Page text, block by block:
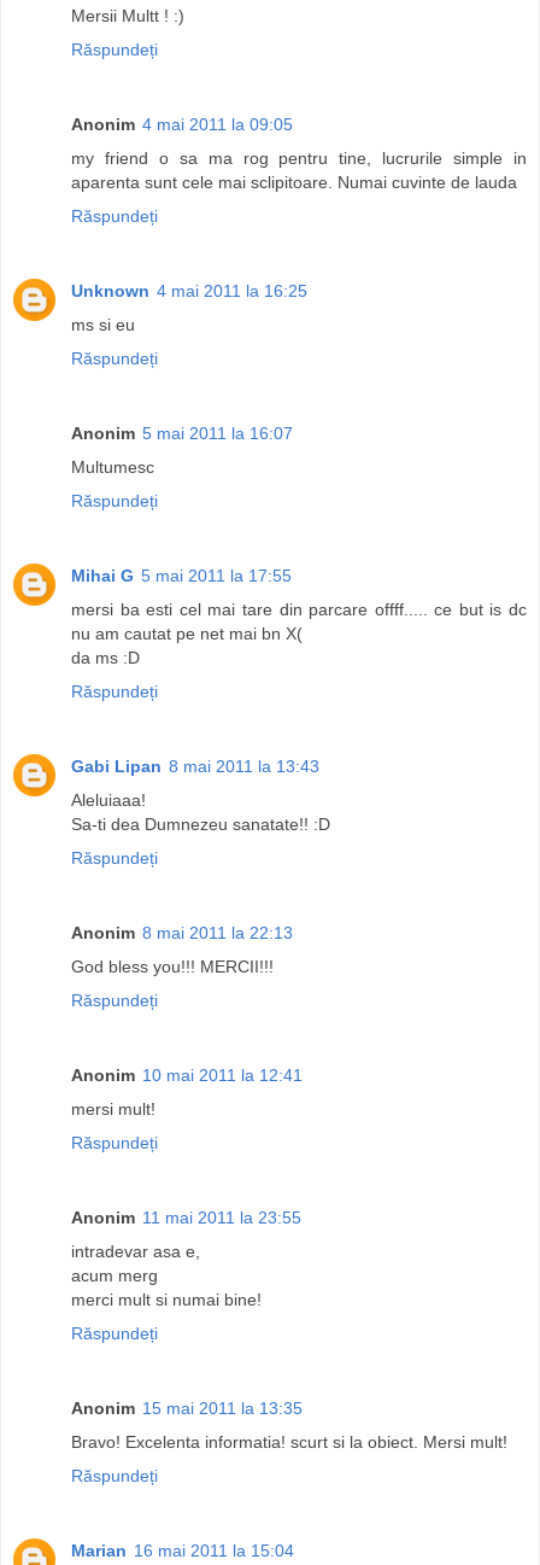
Mersii Multt ! :)
Răspundeți
Anonim 4 mai 2011 la 09:05
my friend o sa ma rog pentru tine, lucrurile simple in
aparenta sunt cele mai sclipitoare. Numai cuvinte de lauda
Răspundeți
Unknown 4 mai 2011 la 16:25
ms si eu
Răspundeți
Anonim 5 mai 2011 la 16:07
Multumesc
Răspundeți
Mihai G 5 mai 2011 la 17:55
mersi ba esti cel mai tare din parcare offff..... ce but is dc
nu am cautat pe net mai bn X(
da ms :D
Răspundeți
Gabi Lipan 8 mai 2011 la 13:43
Aleluiaaa!
Sa-ti dea Dumnezeu sanatate!! :D
Răspundeți
Anonim 8 mai 2011 la 22:13
God bless you!!! MERCII!!!
Răspundeți
Anonim 10 mai 2011 la 12:41
mersi mult!
Răspundeți
Anonim 11 mai 2011 la 23:55
intradevar asa e,
acum merg
merci mult si numai bine!
Răspundeți
Anonim 15 mai 2011 la 13:35
Bravo! Excelenta informatia! scurt si la obiect. Mersi mult!
Răspundeți
Marian 16 mai 2011 la 15:04